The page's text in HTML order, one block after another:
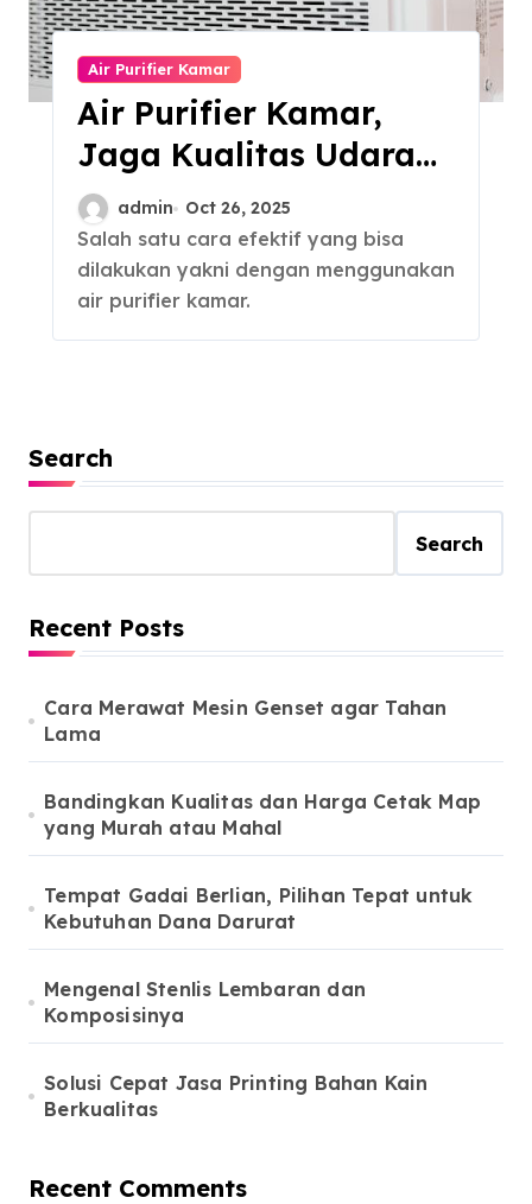
Air Purifier Kamar
Air Purifier Kamar,
Jaga Kualitas Udara
Tetap Bersih dan
Segar
admin Oct 26, 2025
Salah satu cara efektif yang bisa
dilakukan yakni dengan menggunakan
air purifier kamar.
Search
Search
Recent Posts
Cara Merawat Mesin Genset agar Tahan
Lama
Bandingkan Kualitas dan Harga Cetak Map
yang Murah atau Mahal
Tempat Gadai Berlian, Pilihan Tepat untuk
Kebutuhan Dana Darurat
Mengenal Stenlis Lembaran dan
Komposisinya
Solusi Cepat Jasa Printing Bahan Kain
Berkualitas
Recent Comments